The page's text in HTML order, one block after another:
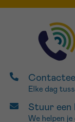
Elke dag
Stuur een
We helpen je